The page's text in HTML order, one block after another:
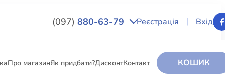
(097) 880-63-79 Реєстрація Вхід
Про магазинЯк придбати?ДисконтКонтакт КОШИК